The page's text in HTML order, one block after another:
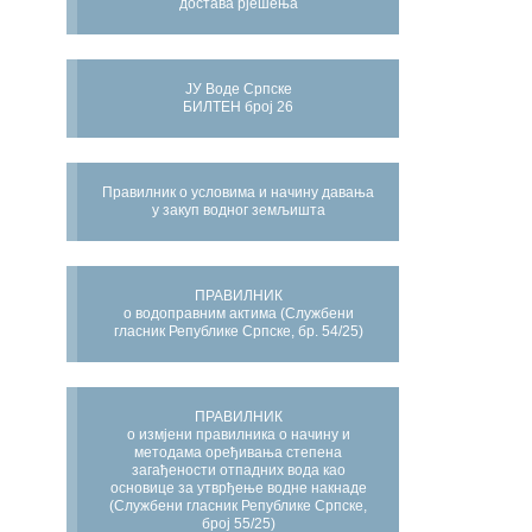
достава рјешења
ЈУ Воде Српске
БИЛТЕН број 26
Правилник о условима и начину давања
у закуп водног земљишта
ПРАВИЛНИК
о водоправним актима (Службени
гласник Републике Српске, бр. 54/25)
ПРАВИЛНИК
о измјени правилника о начину и
методама оређивања степена
загађености отпадних вода као
основице за утврђење водне накнаде
(Службени гласник Републике Српске,
број 55/25)